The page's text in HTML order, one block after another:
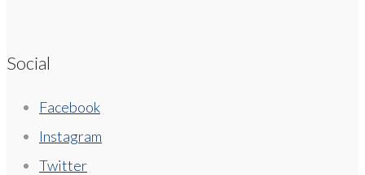
Social
Facebook
Instagram
Twitter